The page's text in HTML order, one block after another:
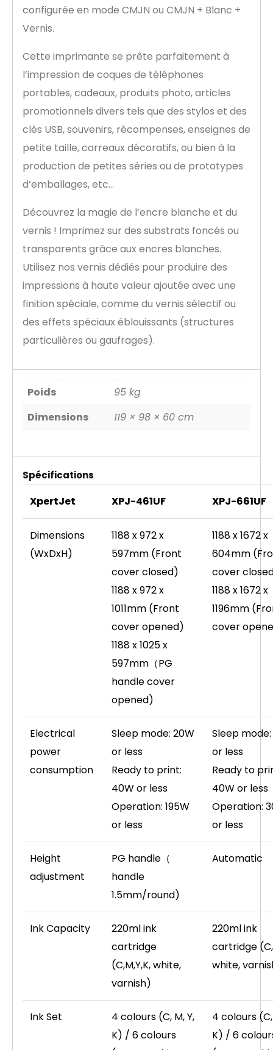
configurée en mode CMJN ou CMJN + Blanc +
Vernis.
Cette imprimante se prête parfaitement à
l’impression de coques de téléphones
portables, cadeaux, produits photo, articles
promotionnels divers tels que des stylos et des
clés USB, souvenirs, récompenses, enseignes de
petite taille, carreaux décoratifs, ou bien à la
production de petites séries ou de prototypes
d’emballages, etc…
Découvrez la magie de l’encre blanche et du
vernis ! Imprimez sur des substrats foncés ou
transparents grâce aux encres blanches.
Utilisez nos vernis dédiés pour produire des
impressions à haute valeur ajoutée avec une
finition spéciale, comme du vernis sélectif ou
des effets spéciaux éblouissants (structures
particulières ou gaufrages).
Poids
95 kg
Dimensions
119 × 98 × 60 cm
Spécifications
XpertJet XPJ-461UF XPJ-661UF
Dimensions
(WxDxH)
1188 x 972 x
597mm (Front
cover closed)
1188 x 972 x
1011mm (Front
cover opened)
1188 x 1025 x
597mm（PG
handle cover
opened)
1188 x 1672 x
604mm
cover
1188 x 1672 x
1196mm
cover
Electrical
power
consumption
Sleep mode: 20W
or less
Ready to print:
40W or less
Operation: 195W
or less
Sleep
or less
Ready to
40W or less
Operation:
or less
Height
adjustment
PG handle（
handle
1.5mm/round)
Automatic
Ink Capacity
220ml ink
cartridge
(C,M,Y,K, white,
varnish)
220ml ink
cartridge
white,
Ink Set
4 colours (C, M, Y,
K) / 6 colours
4 colours (C,
K) / 6